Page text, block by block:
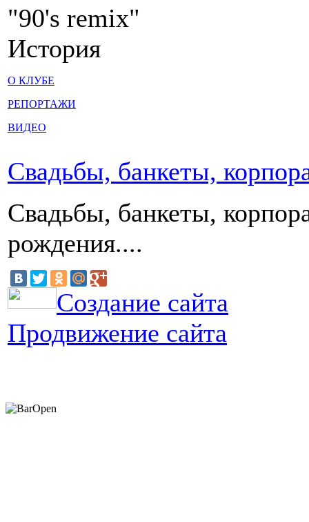
"90's remix"
История
О КЛУБЕ
РЕПОРТАЖИ
ВИДЕО
Свадьбы, банкеты,
Свадьбы, банкеты,
рождения....
Создание сайта
Продвижение сайта